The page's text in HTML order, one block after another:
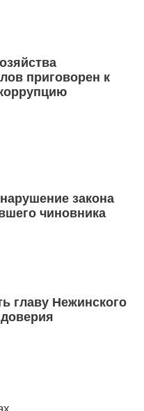
приговорен к
закона
чиновника
главу Нежинского